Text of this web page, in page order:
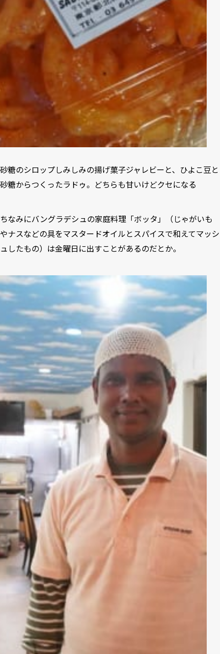
砂糖のシロップしみしみの揚げ菓子ジャレビーと、ひよこ豆と
砂糖からつくったラドゥ。どちらも甘いけどクセになる
ちなみにバングラデシュの家庭料理「ボッタ」（じゃがいも
やナスなどの具をマスタードオイルとスパイスで和えてマッシ
ュしたもの）は金曜日に出すことがあるのだとか。